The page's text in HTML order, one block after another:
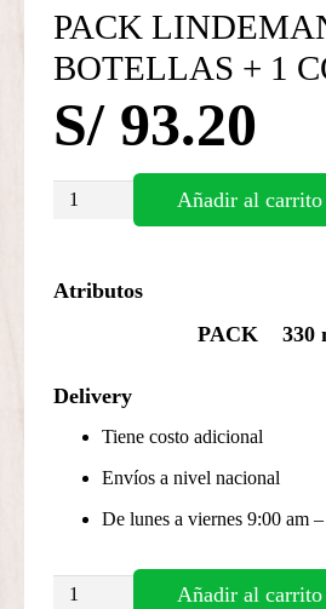
PACK
BOTELLAS + 1
S/93.20
PACK
LINDEMANS
BOTELLAS
COPA
Añadir al carrito
Atributos
PACK
330
Delivery
Tiene costo adicional
Envíos a nivel nacional
De lunes a viernes 9:00 am
PACK
Añadir al carrito